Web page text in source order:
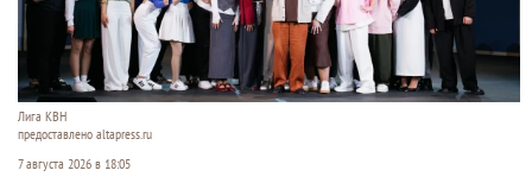
Лига КВН
предоставлено altapress.ru
7 августа 2026 в 18:05